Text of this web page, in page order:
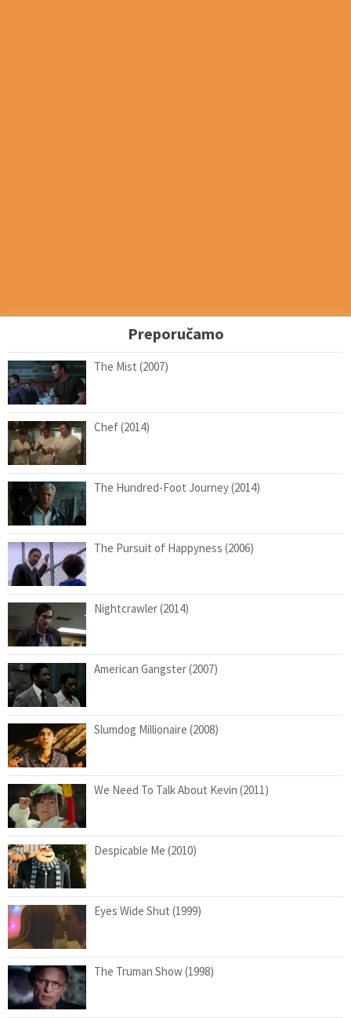
Preporučamo
The Mist (2007)
Chef (2014)
The Hundred-Foot Journey (2014)
The Pursuit of Happyness (2006)
Nightcrawler (2014)
American Gangster (2007)
Slumdog Millionaire (2008)
We Need To Talk About Kevin (2011)
Despicable Me (2010)
Eyes Wide Shut (1999)
The Truman Show (1998)